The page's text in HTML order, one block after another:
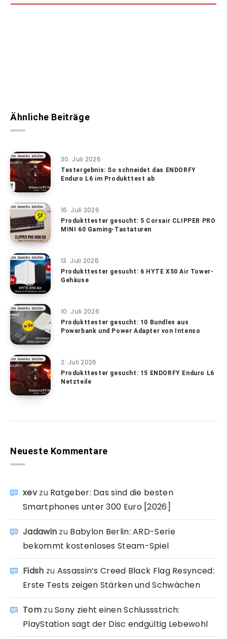
Ähnliche Beiträge
30. Juli 2026
Testergebnis: So schneidet das ENDORFY
Enduro L6 im Produkttest ab
16. Juli 2026
Produkttester gesucht: 5 Corsair CLIPPER PRO
MINI 60 Gaming-Tastaturen
13. Juli 2026
Produkttester gesucht: 6 HYTE X50 Air Tower-
Gehäuse
10. Juli 2026
Produkttester gesucht: 10 Bundles aus
Powerbank und Power Adapter von Intenso
2. Juli 2026
Produkttester gesucht: 15 ENDORFY Enduro L6
Netzteile
Neueste Kommentare
xevzu Ratgeber: Das sind die besten
Smartphones unter 300 Euro [2026]
Jadawin zu Babylon Berlin: ARD-Serie
bekommt kostenloses Steam-Spiel
Fidsh zu Assassin’s Creed Black Flag Resynced:
Erste Tests zeigen Stärken und Schwächen
TomzuSony zieht einen Schlussstrich:
PlayStation sagt der Disc endgültig Lebewohl